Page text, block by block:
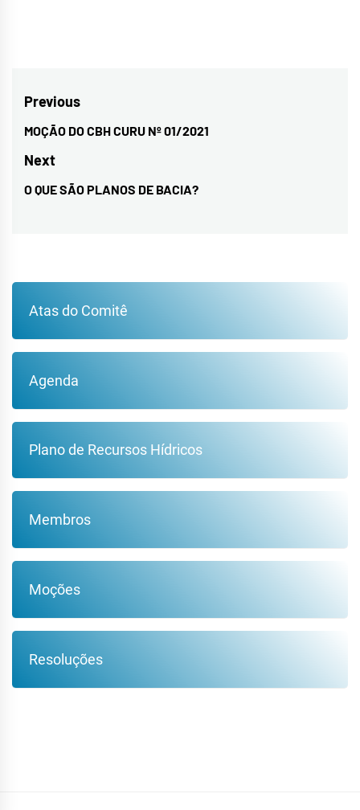
Navegação
de
Post
Previous
Previous
post:
MOÇÃO DO CBH CURU Nº 01/2021
Next
Next
O QUE SÃO PLANOS DE BACIA?
Atas do Comitê
Agenda
Plano de Recursos Hídricos
Membros
Moções
Resoluções